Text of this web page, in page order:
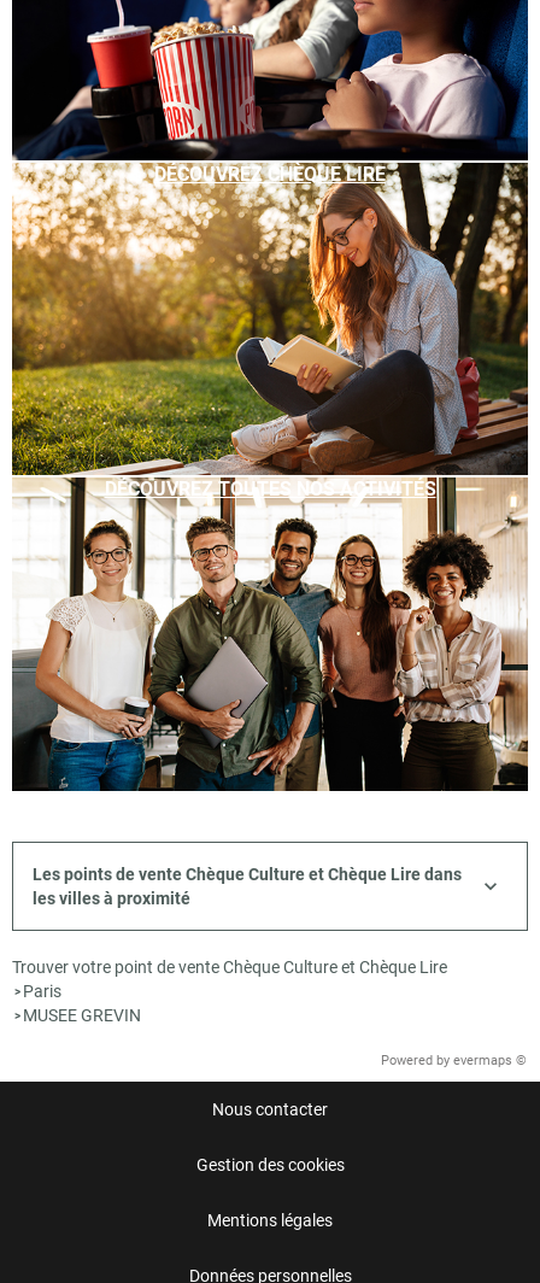
DÉCOUVREZ CHÈQUE LIRE
DÉCOUVREZ TOUTES NOS ACTIVITÉS
Les points de vente Chèque Culture et Chèque Lire dans
les villes à proximité
Trouver votre point de vente Chèque Culture et Chèque Lire
> Paris
> MUSEE GREVIN
Powered by evermaps ©
Nous contacter
Gestion des cookies
Mentions légales
Données personnelles